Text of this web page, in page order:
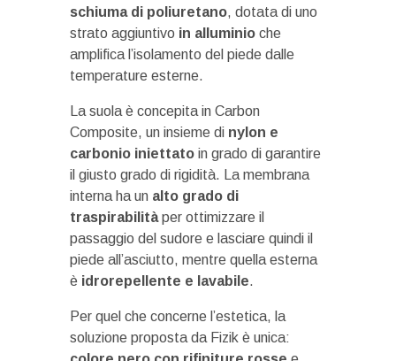
schiuma di poliuretano, dotata di uno
strato aggiuntivo in alluminio che
amplifica l’isolamento del piede dalle
temperature esterne.
La suola è concepita in Carbon
Composite, un insieme di nylon e
carbonio iniettato in grado di garantire
il giusto grado di rigidità. La membrana
interna ha un alto grado di
traspirabilitàper ottimizzare il
passaggio del sudore e lasciare quindi il
piede all’asciutto, mentre quella esterna
è idrorepellente e lavabile.
Per quel che concerne l’estetica, la
soluzione proposta da Fizik è unica: